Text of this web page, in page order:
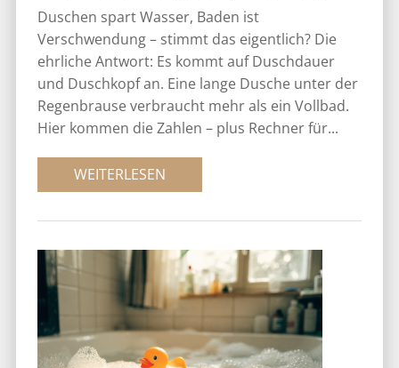
Duschen spart Wasser, Baden ist
Verschwendung – stimmt das eigentlich? Die
ehrliche Antwort: Es kommt auf Duschdauer
und Duschkopf an. Eine lange Dusche unter der
Regenbrause verbraucht mehr als ein Vollbad.
Hier kommen die Zahlen – plus Rechner für...
WEITERLESEN